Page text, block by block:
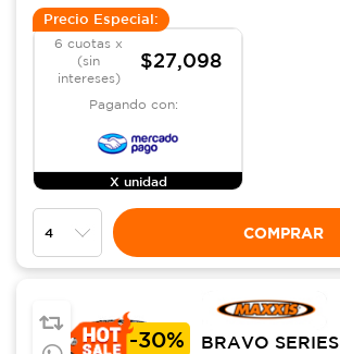
Precio Especial:
6 cuotas x
(sin
intereses)
$27,098
Pagando con:
X unidad
COMPRAR
-30%
BRAVO SERIES